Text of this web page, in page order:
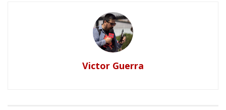
Victor Guerra